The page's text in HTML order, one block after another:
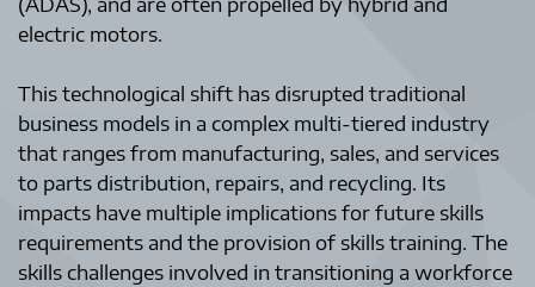
electric motors.
This technological shift has disrupted traditional
business models in a complex multi-tiered industry
that ranges from manufacturing, sales, and services
to parts distribution, repairs, and recycling. Its
impacts have multiple implications for future skills
requirements and the provision of skills training. The
skills challenges involved in transitioning a workforce